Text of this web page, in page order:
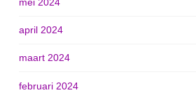
april 2024
maart 2024
februari 2024